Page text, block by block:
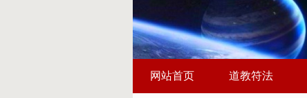
网站首页 道教符法